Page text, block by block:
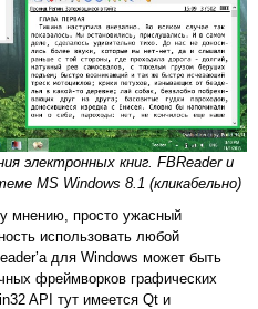
электронных книг. FBReader и
MS Windows 8.1 (кликабельно)
мнению, просто ужасный
использовать любой
для Windows может быть
фреймворков графических
API тут имеется Qt и